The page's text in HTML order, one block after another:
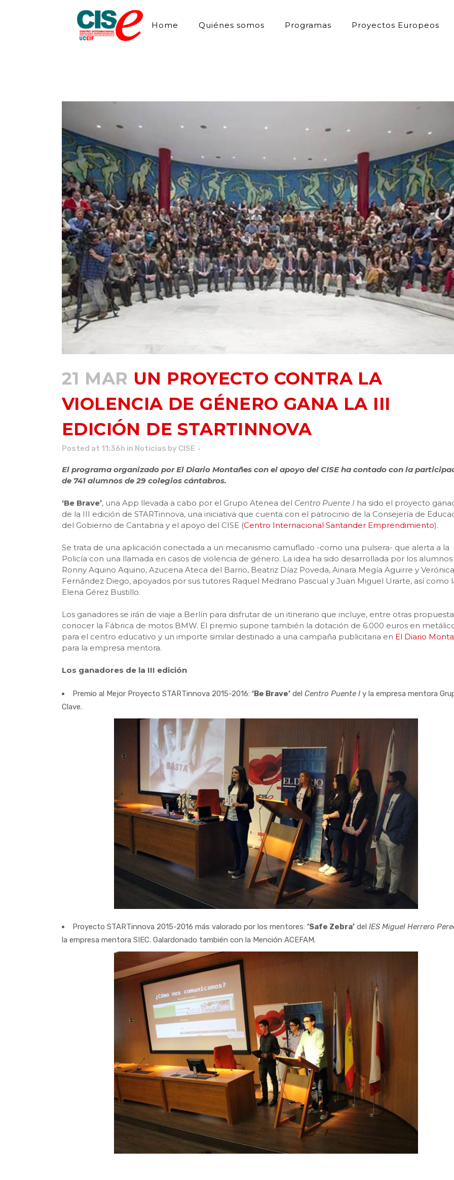
Home Quiénes somos Programas Proyectos Europeos
21 MAR UN PROYECTO CONTRA LA
VIOLENCIA DE GÉNERO GANA LA III
EDICIÓN DE STARTINNOVA
Posted at 11:36h in Noticias by CISE
El programa organizado por El Diario Montañes con el apoyo del CISE ha contado con la
de 741 alumnos de 29 colegios cántabros.
‘Be Brave’, una App llevada a cabo por el Grupo Atenea del Centro Puente I ha sido el proyecto
de la III edición de STARTinnova, una iniciativa que cuenta con el patrocinio de la Consejería de
del Gobierno de Cantabria y el apoyo del CISE (Centro Internacional Santander Emprendimiento).
Se trata de una aplicación conectada a un mecanismo camuflado -como una pulsera- que alerta a la
Policía con una llamada en casos de violencia de género. La idea ha sido desarrollada por los alumnos
Ronny Aquino Aquino, Azucena Ateca del Barrio, Beatriz Díaz Poveda, Ainara Megía Aguirre y Verónica
Fernández Diego, apoyados por sus tutores Raquel Medrano Pascual y Juan Miguel Urarte, así como
Elena Gérez Bustillo.
Los ganadores se irán de viaje a Berlín para disfrutar de un itinerario que incluye, entre otras
conocer la Fábrica de motos BMW. El premio supone también la dotación de 6.000 euros en
para el centro educativo y un importe similar destinado a una campaña publicitaria en El Diario
para la empresa mentora.
Los ganadores de la III edición
Premio al Mejor Proyecto STARTinnova 2015-2016: ‘Be Brave’ del Centro Puente I y la empresa mentora
Clave.
Proyecto STARTinnova 2015-2016 más valorado por los mentores: ’Safe Zebra’ del IES Miguel Herrero
la empresa mentora SIEC. Galardonado también con la Mención ACEFAM.